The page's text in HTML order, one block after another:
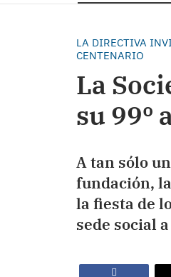
LA DIRECTIVA
CENTENARIO
La
su 99º
A tan sólo
fundación,
la fiesta de
sede social